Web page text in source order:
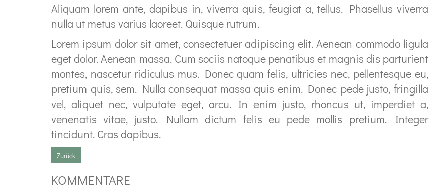
Aliquam lorem ante, dapibus in, viverra quis, feugiat a, tellus. Phasellus viverra
nulla ut metus varius laoreet. Quisque rutrum.
Lorem ipsum dolor sit amet, consectetuer adipiscing elit. Aenean commodo ligula
eget dolor. Aenean massa. Cum sociis natoque penatibus et magnis dis parturient
montes, nascetur ridiculus mus. Donec quam felis, ultricies nec, pellentesque eu,
pretium quis, sem. Nulla consequat massa quis enim. Donec pede justo, fringilla
vel, aliquet nec, vulputate eget, arcu. In enim justo, rhoncus ut, imperdiet a,
venenatis vitae, justo. Nullam dictum felis eu pede mollis pretium. Integer
tincidunt. Cras dapibus.
Zurück
KOMMENTARE